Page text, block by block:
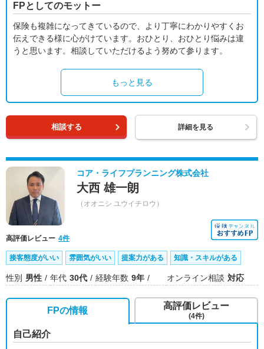
FPとしてのモットー
保険も複雑になってきているので、より丁寧にわかりやすくお
伝えできる様に心がけています。おひとり、おひとり悩みは違
うと思います。相談していただけるよう努めて参ります。
もっと見る
相談する 詳細を見る
コア・ライフプランニング株式会社
大西 雄一朗
（オオニシ ユウイチロウ）
高評価レビュー 4件
接客態度がいい 雰囲気がいい 提案力がある 知識・スキルがある
性別 男性 年代 30代 経験年数 9年 オンライン相談 対応
FPの情報
自己紹介
高評価レビュー
(4件)